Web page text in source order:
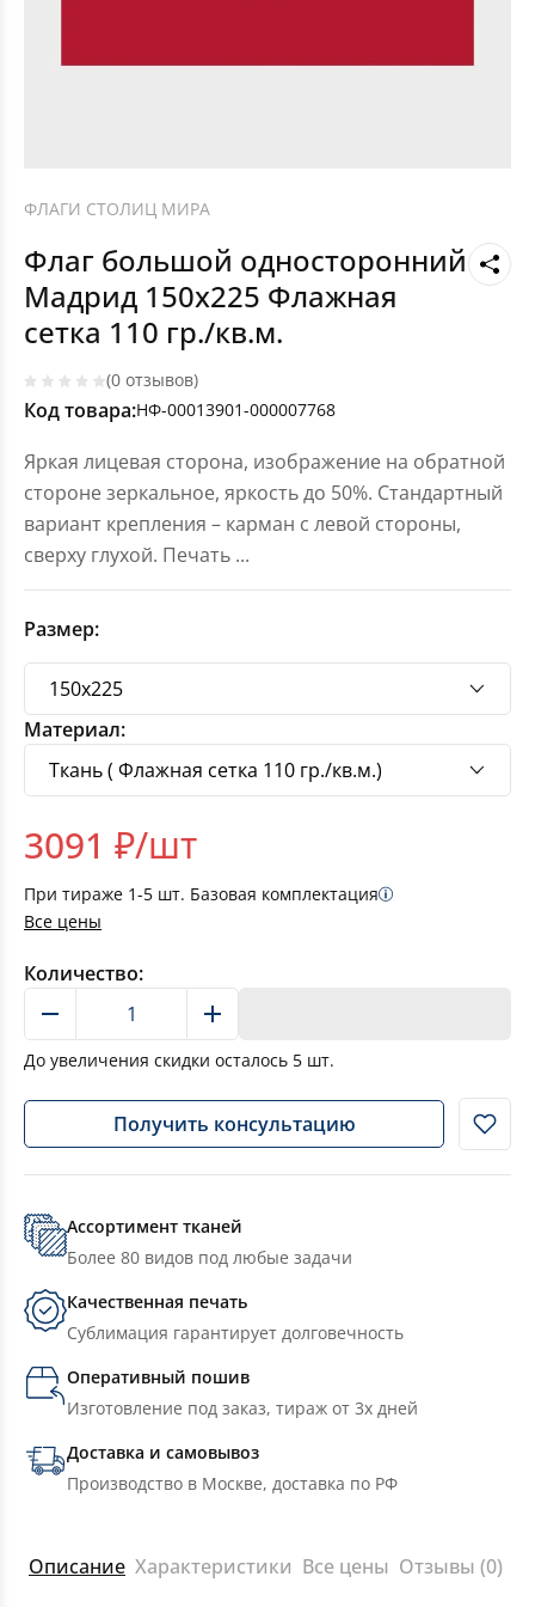
ФЛАГИ СТОЛИЦ МИРА
Флаг большой односторонний
Мадрид 150х225 Флажная
сетка 110 гр./кв.м.
(0 отзывов)
Код товара:НФ-00013901-000007768
Яркая лицевая сторона, изображение на обратной
стороне зеркальное, яркость до 50%. Стандартный
вариант крепления – карман с левой стороны,
сверху глухой. Печать ...
Размер:
Материал:
3091 ₽/шт
При тираже 1-5 шт. Базовая комплектация
Все цены
Количество:
До увеличения скидки осталось 5 шт.
Получить консультацию
Ассортимент тканей
Более 80 видов под любые задачи
Качественная печать
Сублимация гарантирует долговечность
Оперативный пошив
Изготовление под заказ, тираж от 3х дней
Доставка и самовывоз
Производство в Москве, доставка по РФ
Описание Характеристики Все цены Отзывы (0)